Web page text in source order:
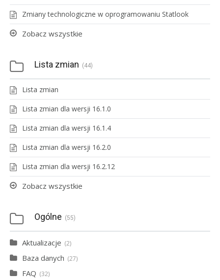
Zmiany technologiczne w oprogramowaniu Statlook
Zobacz wszystkie
Lista zmian 44
Lista zmian
Lista zmian dla wersji 16.1.0
Lista zmian dla wersji 16.1.4
Lista zmian dla wersji 16.2.0
Lista zmian dla wersji 16.2.12
Zobacz wszystkie
Ogólne 55
Aktualizacje 2
Baza danych 27
FAQ 32